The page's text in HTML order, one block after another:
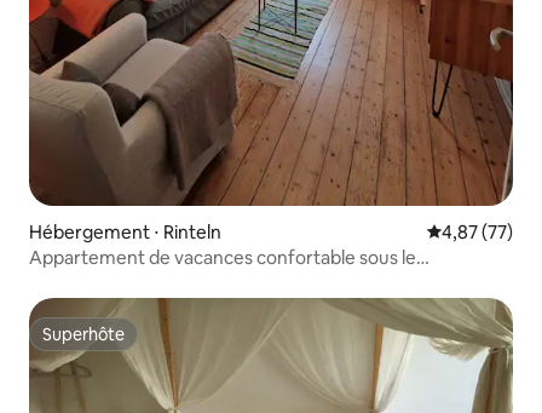
Hébergement ⋅ Rinteln Évaluation
4,87 (77)
Appartement de vacances confortable sous le
Superhôte
Superhôte